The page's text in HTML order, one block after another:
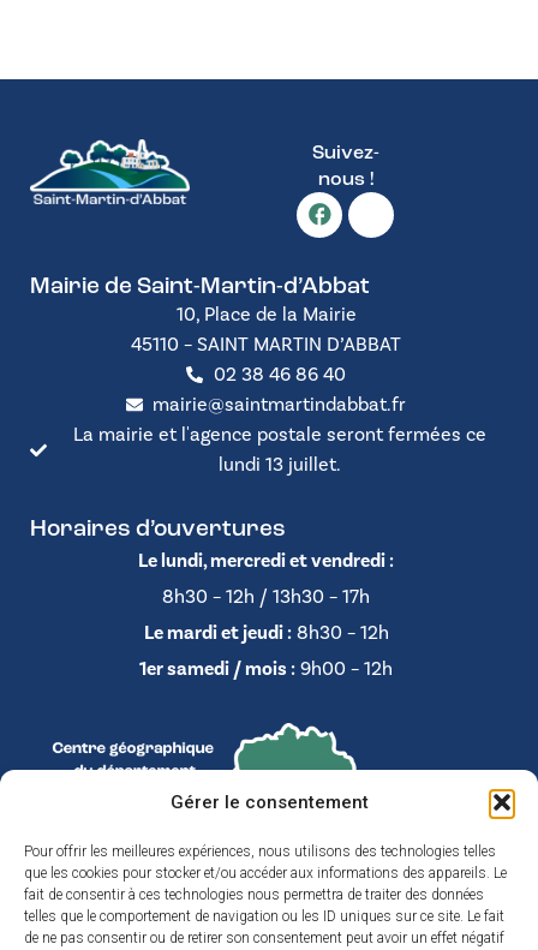
Gérer le consentement
Pour offrir les meilleures expériences, nous utilisons des technologies telles
que les cookies pour stocker et/ou accéder aux informations des appareils. Le
fait de consentir à ces technologies nous permettra de traiter des données
telles que le comportement de navigation ou les ID uniques sur ce site. Le fait
de ne pas consentir ou de retirer son consentement peut avoir un effet négatif
Suivez-
nous !
Mairie de Saint-Martin-d’Abbat
10, Place de la Mairie
45110 – SAINT MARTIN D’ABBAT
02 38 46 86 40
mairie@saintmartindabbat.fr
La mairie et l'agence postale seront fermées ce
lundi 13 juillet.
Horaires d’ouvertures
Le lundi, mercredi et vendredi :
8h30 – 12h / 13h30 – 17h
Le mardi et jeudi :8h30 – 12h
1er samedi / mois : 9h00 – 12h